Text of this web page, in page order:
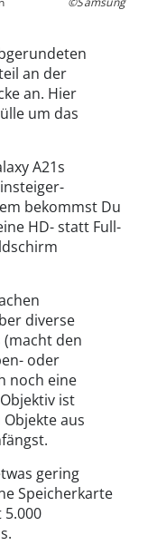
an der
an. Hier
um das
A21s
bekommst Du
HD- statt Full-
diverse
(macht den
oder
noch eine
ist
aus
gering
Speicherkarte